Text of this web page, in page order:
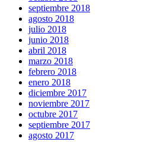
septiembre 2018
agosto 2018
julio 2018
junio 2018
abril 2018
marzo 2018
febrero 2018
enero 2018
diciembre 2017
noviembre 2017
octubre 2017
septiembre 2017
agosto 2017